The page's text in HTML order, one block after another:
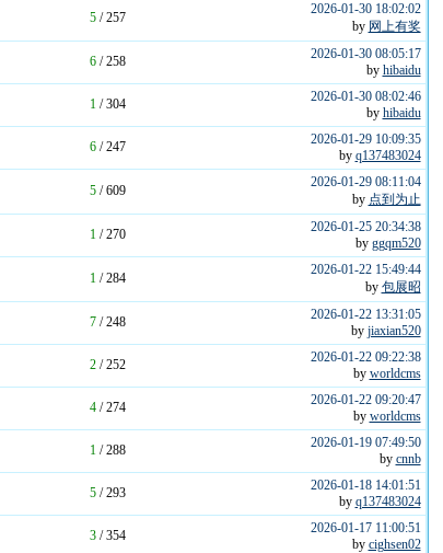
5 / 257
2026-01-30 18:02:02
by 网上有奖
6 / 258
2026-01-30 08:05:17
by hibaidu
1 / 304
2026-01-30 08:02:46
by hibaidu
6 / 247
2026-01-29 10:09:35
by q137483024
5 / 609
2026-01-29 08:11:04
by 点到为止
1 / 270
2026-01-25 20:34:38
by ggqm520
1 / 284
2026-01-22 15:49:44
by 包展昭
7 / 248
2026-01-22 13:31:05
by jiaxian520
2 / 252
2026-01-22 09:22:38
by worldcms
4 / 274
2026-01-22 09:20:47
by worldcms
1 / 288
2026-01-19 07:49:50
by cnnb
5 / 293
2026-01-18 14:01:51
by q137483024
3 / 354
2026-01-17 11:00:51
by cighsen02